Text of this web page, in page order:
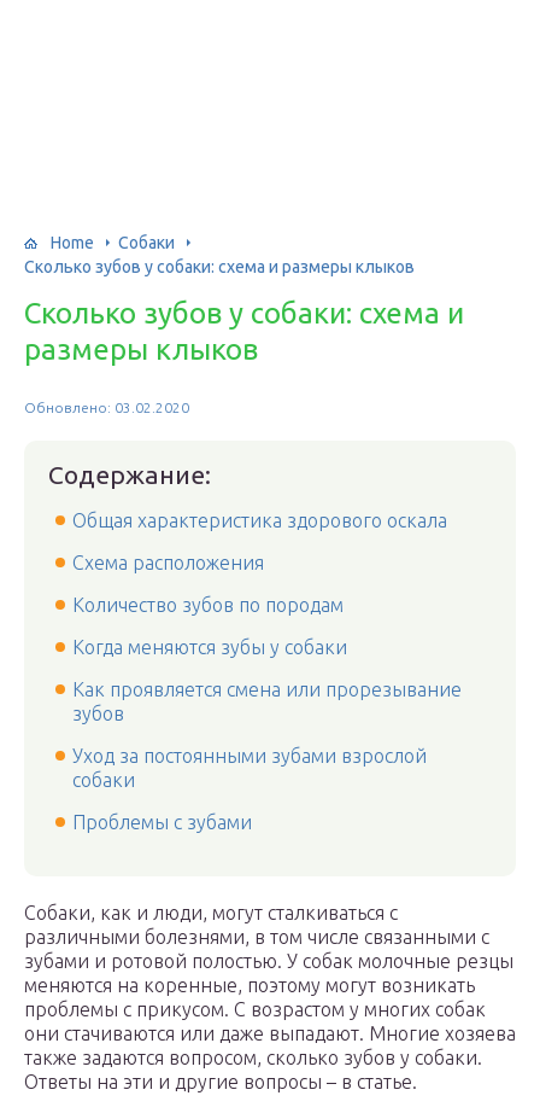
Home
Собаки
Сколько зубов у собаки: схема и размеры клыков
Сколько зубов у собаки: схема и
размеры клыков
Обновлено: 03.02.2020
Содержание:
Общая характеристика здорового оскала
Схема расположения
Количество зубов по породам
Когда меняются зубы у собаки
Как проявляется смена или прорезывание
зубов
Уход за постоянными зубами взрослой
собаки
Проблемы с зубами
Собаки, как и люди, могут сталкиваться с
различными болезнями, в том числе связанными с
зубами и ротовой полостью. У собак молочные резцы
меняются на коренные, поэтому могут возникать
проблемы с прикусом. С возрастом у многих собак
они стачиваются или даже выпадают. Многие хозяева
также задаются вопросом, сколько зубов у собаки.
Ответы на эти и другие вопросы – в статье.